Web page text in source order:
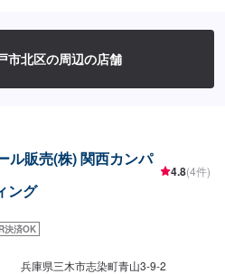
市北区の周辺の店舗
ル販売(株) 関西カンパ
ング
4.8(4件)
決済OK
兵庫県三木市志染町青山3-9-2